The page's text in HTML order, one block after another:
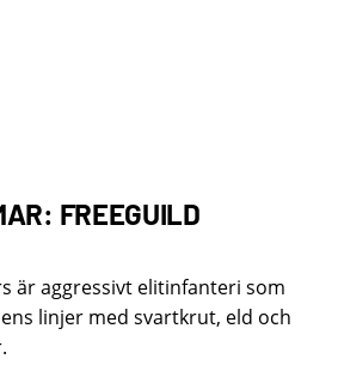
FREEGUILD
är aggressivt elitinfanteri som
linjer med svartkrut, eld och